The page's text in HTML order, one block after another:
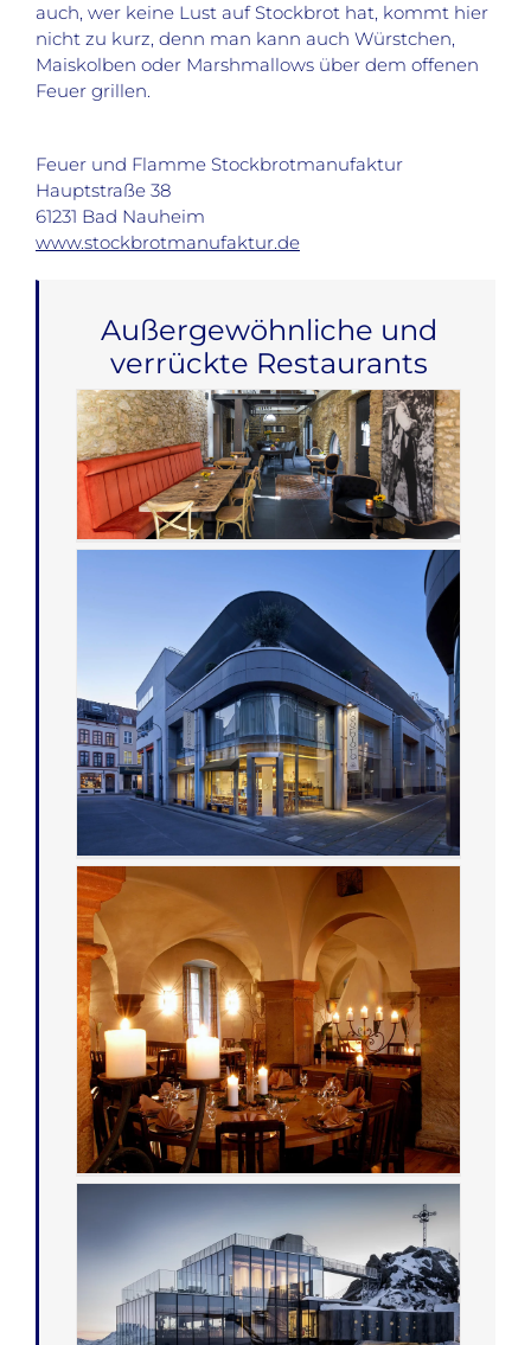
auch, wer keine Lust auf Stockbrot hat, kommt hier
nicht zu kurz, denn man kann auch Würstchen,
Maiskolben oder Marshmallows über dem offenen
Feuer grillen.
Feuer und Flamme Stockbrotmanufaktur
Hauptstraße 38
61231 Bad Nauheim
www.stockbrotmanufaktur.de
Außergewöhnliche und
verrückte Restaurants